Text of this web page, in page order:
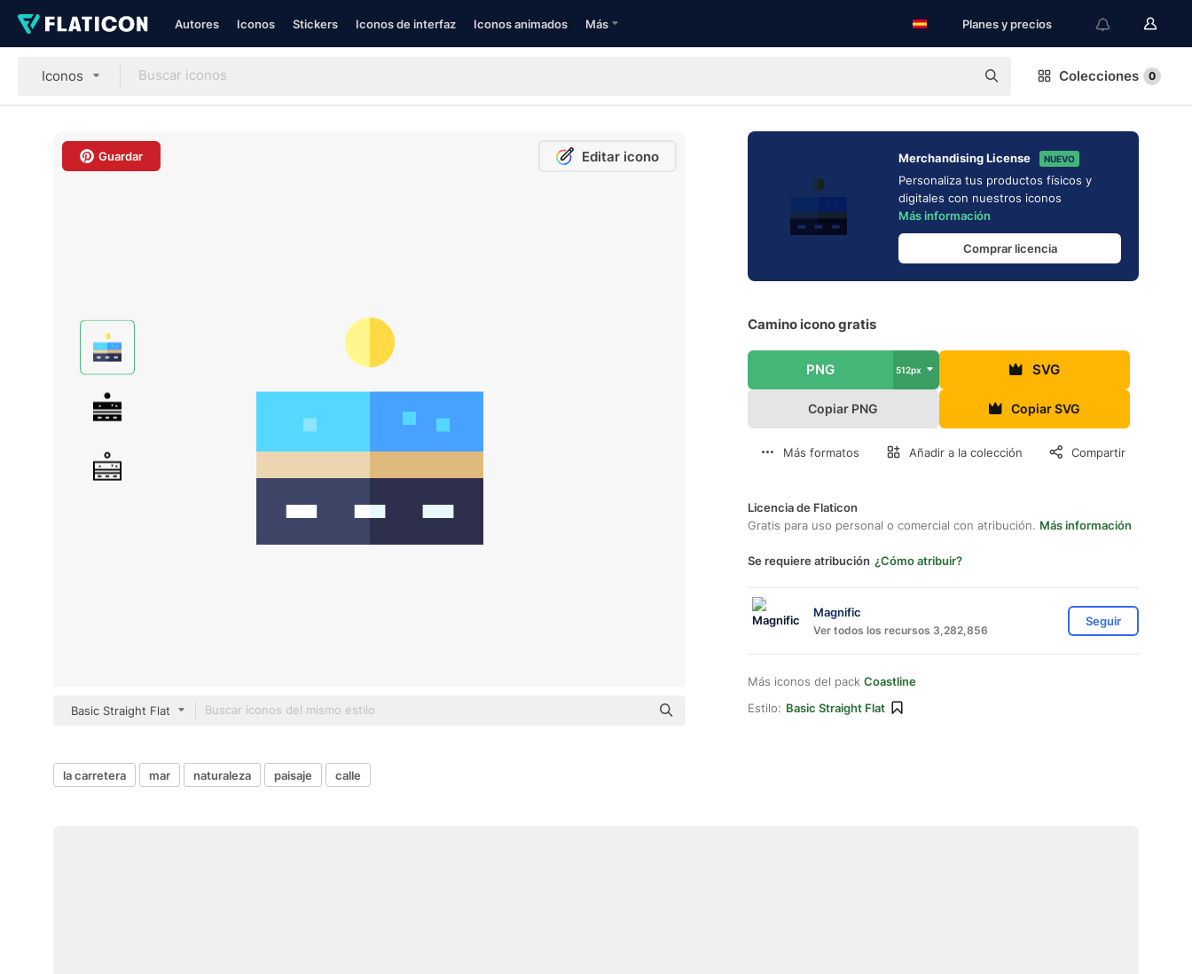
Autores Iconos Stickers Iconos de interfaz Iconos animados Más Planes y precios
Iconos Colecciones 0
Guardar Editar icono
Basic Straight Flat
Merchandising License NUEVO
Personaliza tus productos físicos y
digitales con nuestros iconos
Más información
Comprar licencia
Camino icono gratis
PNG 512px SVG
Copiar PNG Copiar SVG
Más formatos Añadir a la colección Compartir
Licencia de Flaticon
Gratis para uso personal o comercial con atribución. Más información
Se requiere atribución ¿Cómo atribuir?
Magnific
Ver todos los recursos 3,282,856
Seguir
Más iconos del pack Coastline
Estilo: Basic Straight Flat
la carretera mar naturaleza paisaje calle